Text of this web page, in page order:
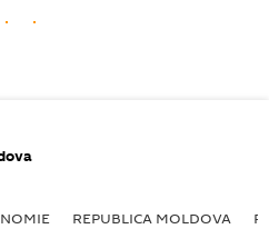
REPUBLICA MOLDOVA